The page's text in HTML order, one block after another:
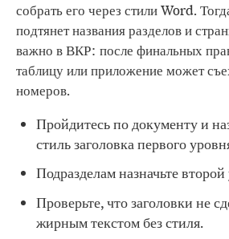
собрать его через стили Word.
подтянет названия разделов и
важно в ВКР: после финальных
таблицу или приложение может
номеров.
Пройдитесь по документу и
стиль заголовка первого
Подразделам назначьте
Проверьте, что заголовки не
жирным текстом без стиля.